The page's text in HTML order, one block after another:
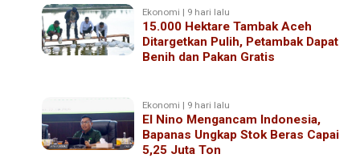
Ekonomi | 9 hari lalu
15.000 Hektare Tambak Aceh
Ditargetkan Pulih, Petambak Dapat
Benih dan Pakan Gratis
Ekonomi | 9 hari lalu
El Nino Mengancam Indonesia,
Bapanas Ungkap Stok Beras Capai
5,25 Juta Ton